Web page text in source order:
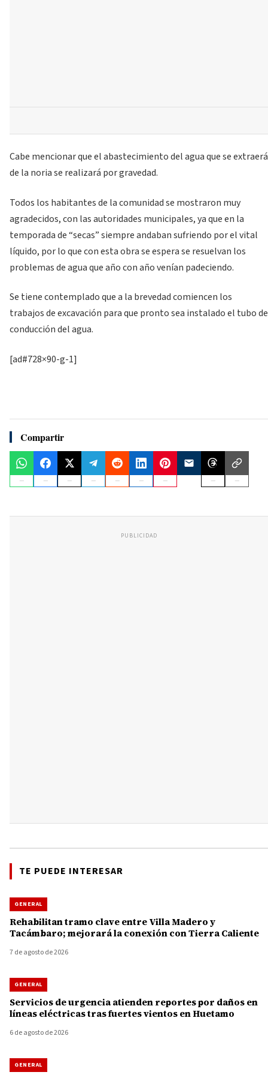
Cabe mencionar que el abastecimiento del agua que se extraerá
de la noria se realizará por gravedad.
Todos los habitantes de la comunidad se mostraron muy
agradecidos, con las autoridades municipales, ya que en la
temporada de “secas” siempre andaban sufriendo por el vital
líquido, por lo que con esta obra se espera se resuelvan los
problemas de agua que año con año venían padeciendo.
Se tiene contemplado que a la brevedad comiencen los
trabajos de excavación para que pronto sea instalado el tubo de
conducción del agua.
[ad#728×90-g-1]
Compartir
PUBLICIDAD
TE PUEDE INTERESAR
GENERAL
Rehabilitan tramo clave entre Villa Madero y
Tacámbaro; mejorará la conexión con Tierra Caliente
7 de agosto de 2026
GENERAL
Servicios de urgencia atienden reportes por daños en
líneas eléctricas tras fuertes vientos en Huetamo
6 de agosto de 2026
GENERAL